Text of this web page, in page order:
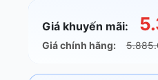
Giá khuyến mãi:
Giá chính hãng: